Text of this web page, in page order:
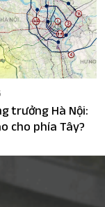
trưởng Hà Nội:
cho phía Tây?